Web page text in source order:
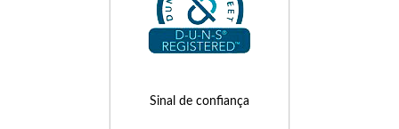
Sinal de confiança